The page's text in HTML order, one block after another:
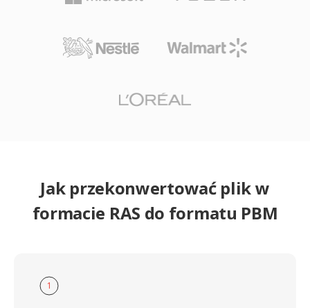
Jak przekonwertować plik w
formacie RAS do formatu PBM
1